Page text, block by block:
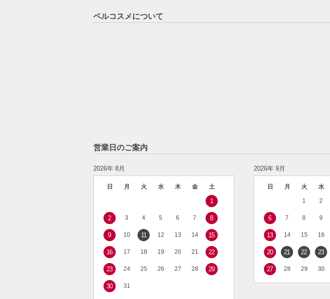
ベルコスメについて
営業日のご案内
2026年 8月
日 月 火 水 木 金 土
1
2 3 4 5 6 7 8
9 10 11 12 13 14 15
16 17 18 19 20 21 22
23 24 25 26 27 28 29
30 31
2026年 9月
日 月 火 水
1 2
6 7 8 9
13 14 15 16
20 21 22 23
27 28 29 30